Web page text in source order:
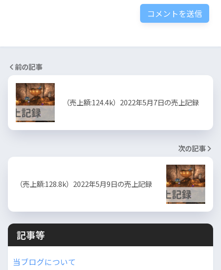
前の記事
（売上額:124.4k）2022年5月7日の売上記録
次の記事
（売上額:128.8k）2022年5月9日の売上記録
記事等
当ブログについて